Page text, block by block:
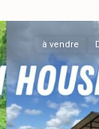
à vendre